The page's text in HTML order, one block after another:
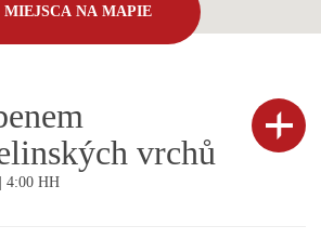
MIEJSCA NA MAPIE
vrchů
4:00 HH